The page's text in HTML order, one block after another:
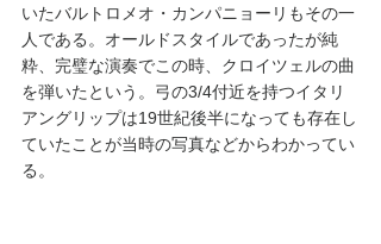
いたバルトロメオ・カンパニョーリもその一
人である。オールドスタイルであったが純
粋、完璧な演奏でこの時、クロイツェルの曲
を弾いたという。弓の3/4付近を持つイタリ
アングリップは19世紀後半になっても存在し
ていたことが当時の写真などからわかってい
る。